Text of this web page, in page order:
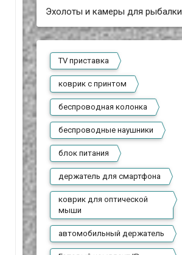
Эхолоты и камеры для рыбалки
TV приставка
коврик с принтом
беспроводная колонка
беспроводные наушники
блок питания
держатель для смартфона
коврик для оптической
мыши
автомобильный держатель